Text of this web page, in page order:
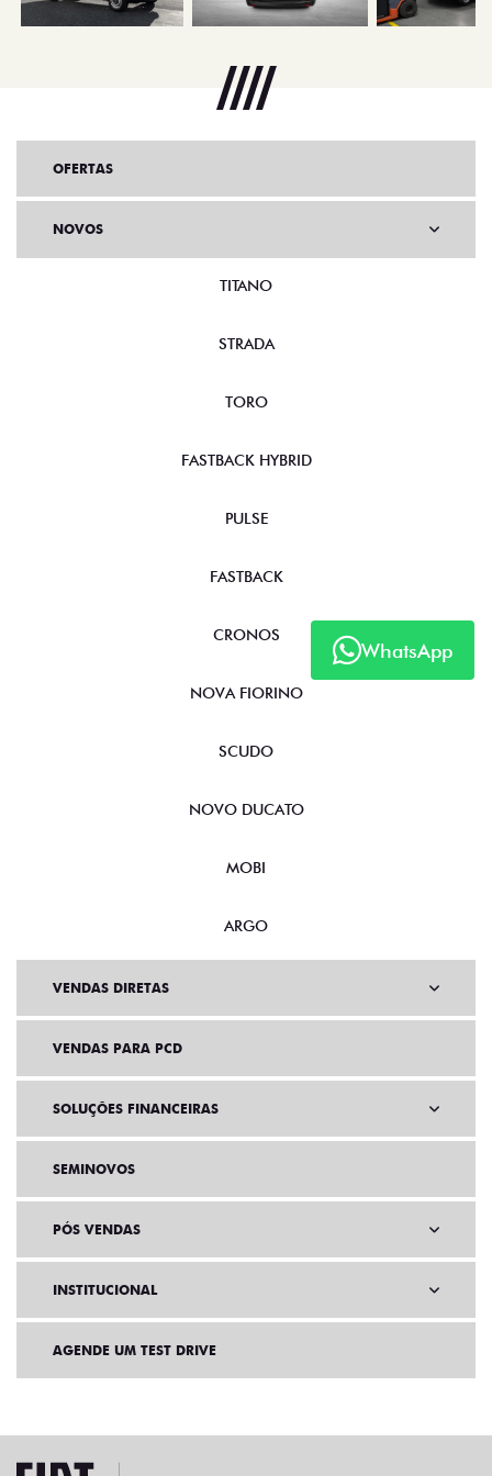
WhatsApp
OFERTAS
NOVOS
TITANO
STRADA
TORO
FASTBACK HYBRID
PULSE
FASTBACK
CRONOS
NOVA FIORINO
SCUDO
NOVO DUCATO
MOBI
ARGO
VENDAS DIRETAS
VENDAS PARA PCD
SOLUÇÕES FINANCEIRAS
SEMINOVOS
PÓS VENDAS
INSTITUCIONAL
AGENDE UM TEST DRIVE